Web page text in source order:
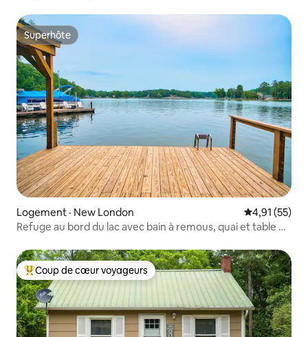
Superhôte
Superhôte
Logement · New London Note
4,91 (55)
Refuge au bord du lac avec bain à remous, quai et table de
Coup de cœur voyageurs parmi les plus aimés
Coup de cœur voyageurs